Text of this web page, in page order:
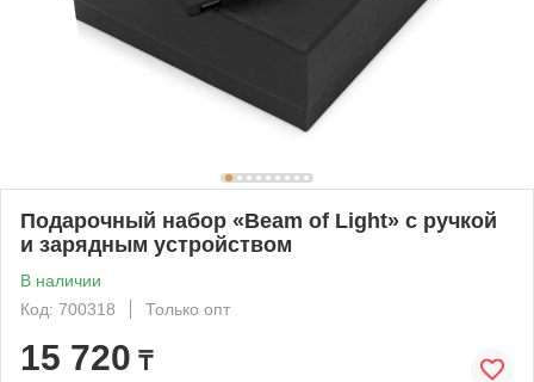
Подарочный набор «Beam of Light» с ручкой
и зарядным устройством
В наличии
Код: 700318
Только опт
15 720 ₸